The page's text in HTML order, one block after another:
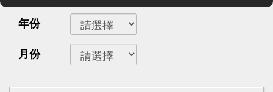
下載專區
賽事活動
精彩回顧
心得分享
年份
月份